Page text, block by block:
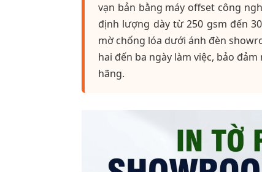
vạn bản bằng máy offset công
định lượng dày từ 250 gsm đến
mờ chống lóa dưới ánh đèn
hai đến ba ngày làm việc, bảo
hãng.